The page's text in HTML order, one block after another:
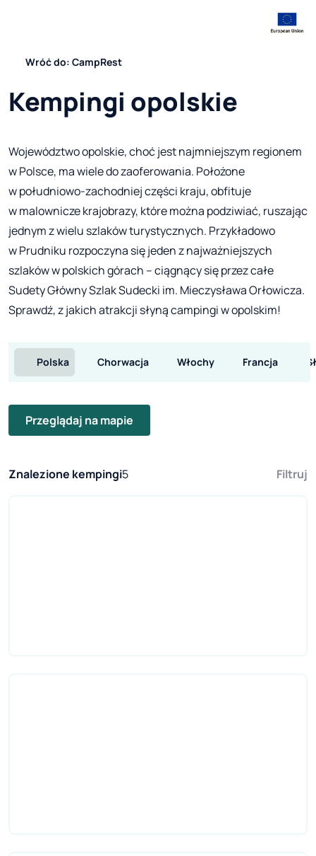
Wróć do: CampRest
Kempingi opolskie
Województwo opolskie, choć jest najmniejszym regionem
w Polsce, ma wiele do zaoferowania. Położone
w południowo-zachodniej części kraju, obfituje
w malownicze krajobrazy, które można podziwiać, ruszając
jednym z wielu szlaków turystycznych. Przykładowo
w Prudniku rozpoczyna się jeden z najważniejszych
szlaków w polskich górach – ciągnący się przez całe
Sudety Główny Szlak Sudecki im. Mieczysława Orłowicza.
Sprawdź, z jakich atrakcji słyną campingi w opolskim!
Polska Chorwacja Włochy Francja
Przeglądaj na mapie
Znalezione kempingi5 Filtruj